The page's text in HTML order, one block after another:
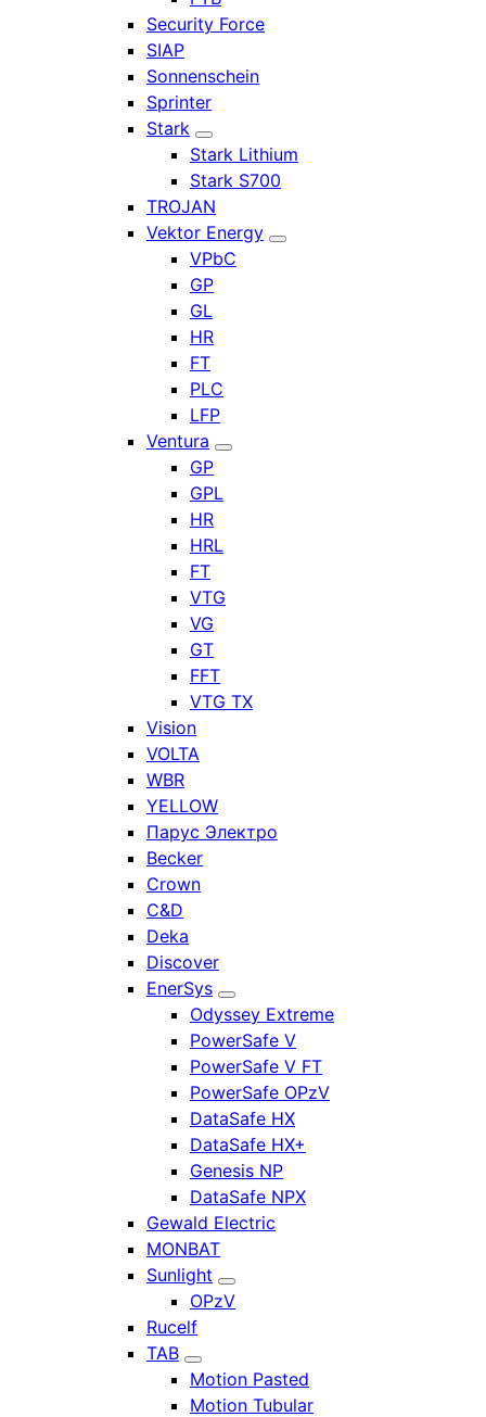
Security Force
SIAP
Sonnenschein
Sprinter
Stark
Stark Lithium
Stark S700
TROJAN
Vektor Energy
VPbC
GP
GL
HR
FT
PLC
LFP
Ventura
GP
GPL
HR
HRL
FT
VTG
VG
GT
FFT
VTG TX
Vision
VOLTA
WBR
YELLOW
Парус Электро
Becker
Crown
C&D
Deka
Discover
EnerSys
Odyssey Extreme
PowerSafe V
PowerSafe V FT
PowerSafe OPzV
DataSafe HX
DataSafe HX+
Genesis NP
DataSafe NPX
Gewald Electric
MONBAT
Sunlight
OPzV
Rucelf
TAB
Motion Pasted
Motion Tubular